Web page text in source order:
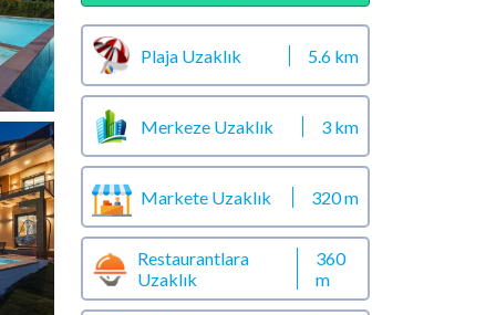
Plaja Uzaklık 5.6 km
Merkeze Uzaklık 3 km
Markete Uzaklık 320 m
Restaurantlara
Uzaklık
360
m